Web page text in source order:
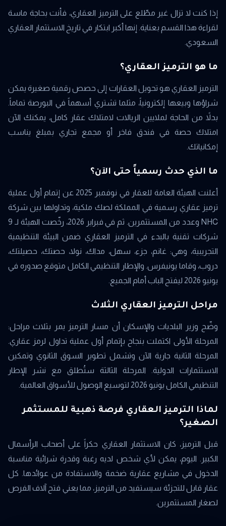
إذا كنت لا تزال غير مطّلع على الترميز العقاري، فأنت بحاجة ماسة
لقراءة هذا القسم بعناية. إنها أكبر ابتكار في تاريخ الاستثمار العقاري
السعودي.
ما هو الترميز العقاري؟
الترميز العقاري هو تحويل العقارات إلى حصص رقمية صغيرة يمكن
شراؤها وبيعها إلكترونياً، مثلما تشتري أسهماً في البورصة تماماً.
بدلاً من الحاجة لملايين الريالات لامتلاك عقار كامل، يمكنك الآن
امتلاك حصة في فندق فاخر أو مجمع تجاري بمبلغ يناسب
إمكانياتك.
ما الذي حدث رسمياً حتى الآن؟
أعلنت الهيئة العامة للعقار في نوفمبر 2025 عن إتمام أول عملية
ترميز عقاري رسمية في المملكة لصك ملكية، وتداولها بين شركة
NHC وعدد من المستثمرين. ثم في فبراير 2026، رخّصت الهيئة لـ 9
شركات تقنية بالبدء في الترميز العقاري ضمن البيئة التنظيمية
التجريبية، وهي: غانم، جزء، سهل، مداك، نولا، حصتك، حصيلتك،
دروب، وقاما يونيفرس. والإطار التنظيمي الكامل متوقع صدوره في
يونيو 2026 ليفتح الباب أمام الجميع.
مراحل الترميز العقاري الثلاث
وضّح وزير البلديات والإسكان أن مسار الترميز يمر بثلاث مراحل:
المرحلة الأولى اكتملت بنجاح بإتمام أول عملية تداول لرمز عقاري.
المرحلة الثانية جارية الآن وتشمل تطوير السوق الثانوي وتمكين
الاستثمارات الدولية. المرحلة الثالثة ستُطلق مع نشر الإطار
التنظيمي الكامل يونيو 2026 لتوسيع الوصول للأسواق العالمية.
لماذا الترميز العقاري فرصة ذهبية للمستثمر
الصغير؟
قبل الترميز، كان الاستثمار العقاري حكراً على أصحاب الرأسمال
الكبير. اليوم، يمكن لأي شخص لديه رغبة وقدرة شرائية مناسبة
الدخول في مشاريع عقارية ضخمة والاستفادة من عوائدها. كل
عقار قابل للتجزئة سيستفيد من الترميز، مما يعني فتح آلاف الفرص
لصغار المستثمرين.